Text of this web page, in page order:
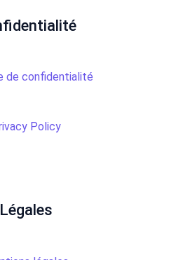
de confidentialité
Policy
Légales